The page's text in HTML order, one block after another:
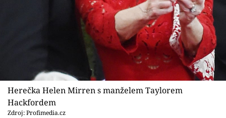
Herečka Helen Mirren s manželem Taylorem
Hackfordem
Zdroj: Profimedia.cz